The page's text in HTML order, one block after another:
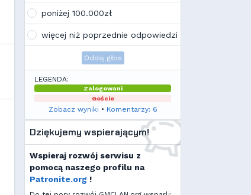
internetowych
K Kamilek
Ale klimat tu znowu wrócić!
poniżej 100.000zł
więcej niż poprzednie odpowiedzi
Oddaj głos
LEGENDA:
Zalogowani
Goście
Zobacz wyniki • Komentarzy: 6
Dziękujemy wspierającym!
Wspieraj rozwój serwisu z
pomocą naszego profilu na
Patronite.org !